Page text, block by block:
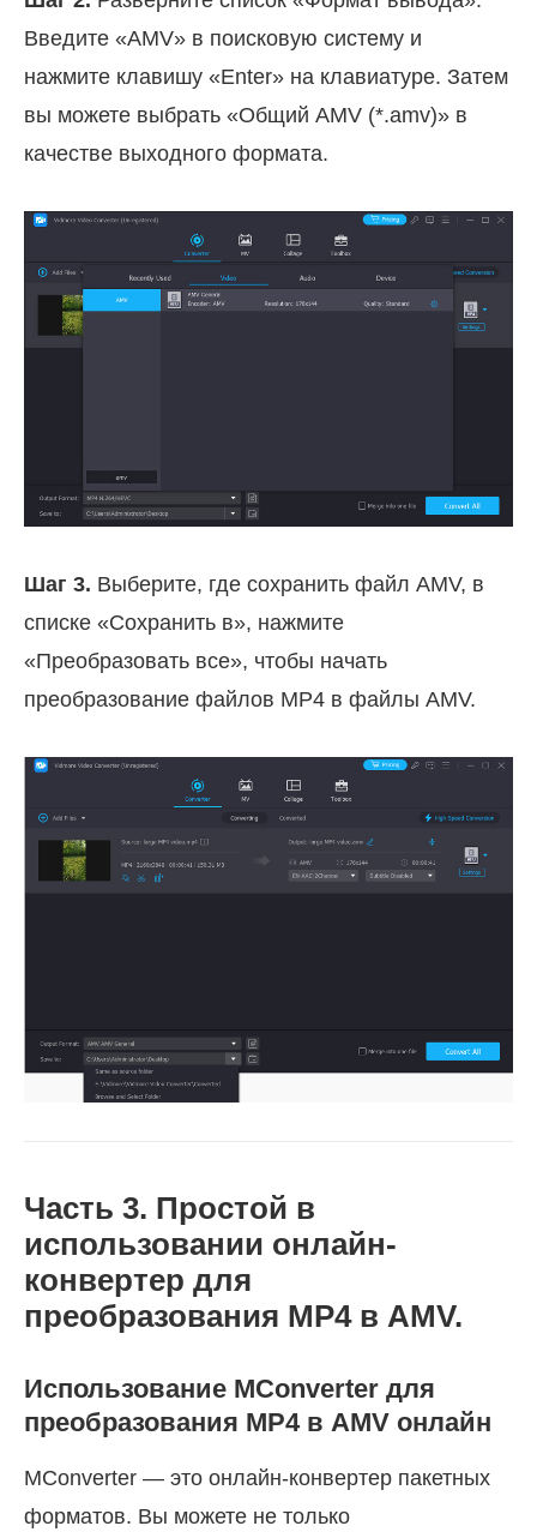
Введите «AMV» в поисковую систему и
нажмите клавишу «Enter» на клавиатуре. Затем
вы можете выбрать «Общий AMV (*.amv)» в
качестве выходного формата.
Шаг 3. Выберите, где сохранить файл AMV, в
списке «Сохранить в», нажмите
«Преобразовать все», чтобы начать
преобразование файлов MP4 в файлы AMV.
Часть 3. Простой в
использовании онлайн-
конвертер для
преобразования MP4 в AMV.
Использование MConverter для
преобразования MP4 в AMV онлайн
MConverter — это онлайн-конвертер пакетных
форматов. Вы можете не только